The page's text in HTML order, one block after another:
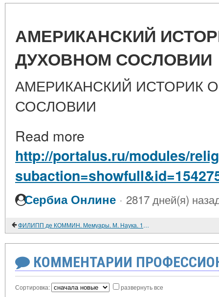
АМЕРИКАНСКИЙ
ДУХОВНОМ СОСЛОВИИ
АМЕРИКАНСКИЙ ИСТОРИК
СОСЛОВИИ
Read more
http://portalus.ru/modules/
Сербиа Онлине · 2817 дней(я)
ФИЛИПП де КОММИН. Мемуары. М. Наука. 1986. 496 с.
КОММЕНТАРИИ
Сортировка: развернуть все